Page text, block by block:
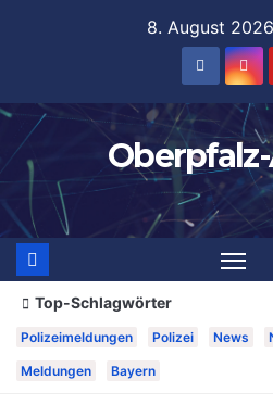
8. August 2026
Top-Schlagwörter
Polizeimeldungen Polizei News
Meldungen Bayern